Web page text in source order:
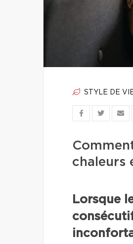
STYLE DE
chaleurs
Lorsque